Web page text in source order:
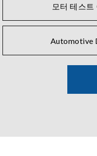
모터 테스
Automotive